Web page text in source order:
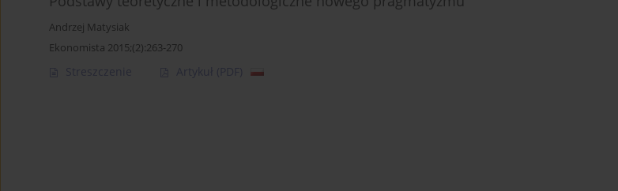
Andrzej Matysiak
Ekonomista 2015;(2):263-270
Streszczenie Artykuł (PDF)